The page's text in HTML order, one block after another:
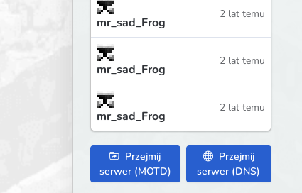
mr_sad_Frog
2 lat temu
mr_sad_Frog
2 lat temu
mr_sad_Frog
2 lat temu
Przejmij
serwer (MOTD)
Przejmij
serwer (DNS)